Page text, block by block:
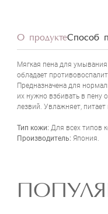
О продуктеСпособ
Мягкая пена для умывания
обладает
Предназначена для
их нужно взбивать в пену
лезвий. Увлажняет,
Тип кожи: Для всех типов
Производитель: Япония.